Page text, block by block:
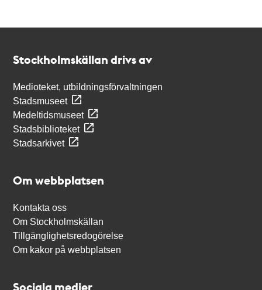
Stockholmskällan drivs av
Medioteket, utbildningsförvaltningen
Stadsmuseet
Medeltidsmuseet
Stadsbiblioteket
Stadsarkivet
Om webbplatsen
Kontakta oss
Om Stockholmskällan
Tillgänglighetsredogörelse
Om kakor på webbplatsen
Sociala medier